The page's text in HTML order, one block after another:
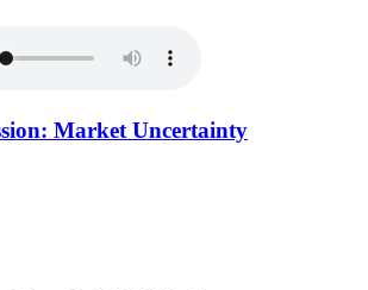
Market Uncertainty